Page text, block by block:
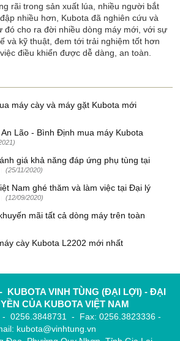
rãi trong sản xuất lúa, nhiều người bắt
nhiều hơn, Kubota đã nghiên cứu và
đó cho ra đời nhiều dòng máy mới, với sự
và kỹ thuật, đem tới trải nghiệm tốt hơn
điều khiển được dễ dàng, an toàn.
máy cày và máy gặt Kubota mới
Lão - Bình Định mua máy Kubota
giá khả năng đáp ứng phụ tùng tại
(25/11/2020)
Nam ghé thăm và làm việc tại Đại lý
(12/09/2020)
mãi tất cả dòng máy trên toàn
cày Kubota L2202 mới nhất
VINH TÙNG (ĐẠI LỢI) - ĐẠI
CỦA KUBOTA VIỆT NAM
- 0256.3848731 - Fax: 0256.3823336 -
kubota@vinhtung.vn